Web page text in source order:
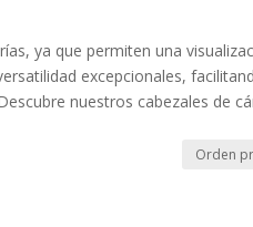
ya que permiten una
excepcionales,
nuestros cabezales de